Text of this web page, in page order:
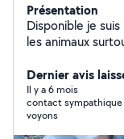
Présentation
Disponible je
les animaux
Dernier avis
Il y a 6 mois
contact sympathique par
voyons